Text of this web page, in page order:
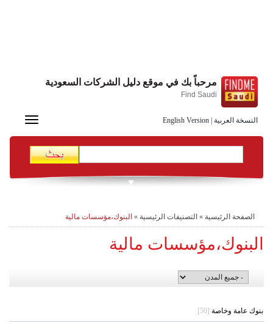
النسخة العربية English Version
مرحباً بك في موقع دليل الشركات السعودية
Find Saudi
Toggle
الصفحة الرئيسية » التصنيفات الرئيسية » البنوك،مؤسسات مالية
البنوك،مؤسسات مالية
بنوك عامة وخاصة [50]